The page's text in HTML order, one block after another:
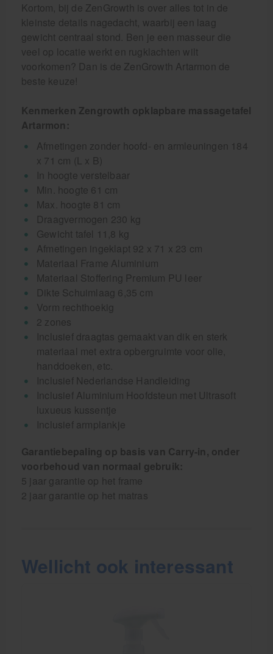
Kortom, bij de ZenGrowth is over alles tot in de
kleinste details nagedacht, waarbij een laag
gewicht centraal stond. Ben je een masseur die
veel op locatie werkt en rugklachten wilt
voorkomen? Dan is de ZenGrowth Artarmon de
beste keuze!
Kenmerken Zengrowth opklapbare massagetafel
Artarmon:
Afmetingen zonder hoofd- en armleuningen 184
x 71 cm (L x B)
In hoogte verstelbaar
Min. hoogte 61 cm
Max. hoogte 81 cm
Draagvermogen 230 kg
Gewicht tafel 11,8 kg
Afmetingen ingeklapt 92 x 71 x 23 cm
Materiaal Frame Aluminium
Materiaal Stoffering Premium PU leer
Dikte Schuimlaag 6,35 cm
Vorm rechthoekig
2 zones
Inclusief draagtas gemaakt van dik en sterk
materiaal met extra opbergruimte voor olie,
handdoeken, etc.
Inclusief Nederlandse Handleiding
Inclusief Aluminium Hoofdsteun met Ultrasoft
luxueus kussentje
Inclusief armplankje
Garantiebepaling op basis van Carry-in, onder
voorbehoud van normaal gebruik:
5 jaar garantie op het frame
2 jaar garantie op het matras
Wellicht ook interessant